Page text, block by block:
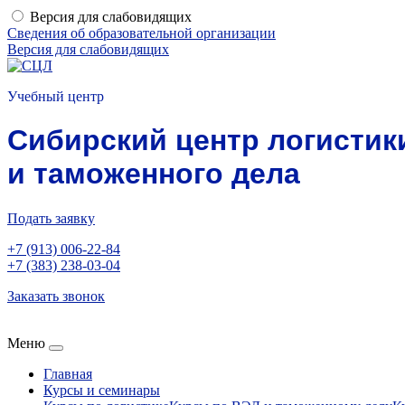
Версия для слабовидящих
Сведения об образовательной организации
Версия для слабовидящих
Учебный центр
Сибирский центр
и таможенного дела
Подать заявку
+7 (913) 006-22-84
+7 (383) 238-03-04
Заказать звонок
Меню
Главная
Курсы и семинары